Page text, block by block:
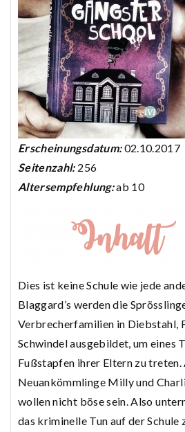
Erscheinungsdatum:02.10.2017
Seitenzahl: 256
Altersempfehlung:ab 10
Dies ist keine Schule wie jede
Blaggard’s werden die
Verbrecherfamilien in Diebstahl,
Schwindel ausgebildet, um eines
Fußstapfen ihrer Eltern zu treten.
Neuankömmlinge Milly und
wollen nicht böse sein. Also
das kriminelle Tun auf der Schule